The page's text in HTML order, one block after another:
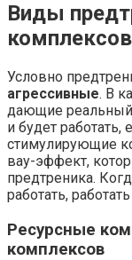
Виды
комплексов
Условно
агрессивные. В
дающие реальный
и будет работать,
стимулирующие
вау-эффект,
предтреника.
работать,
Ресурсные
комплексов